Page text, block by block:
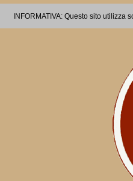
INFORMATIVA: Questo sito